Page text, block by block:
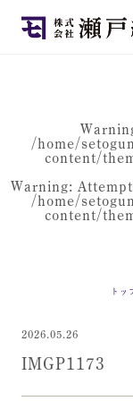
/home/
content/
Warning:
/home/
content/
トッ
2026.05.26
IMGP1173